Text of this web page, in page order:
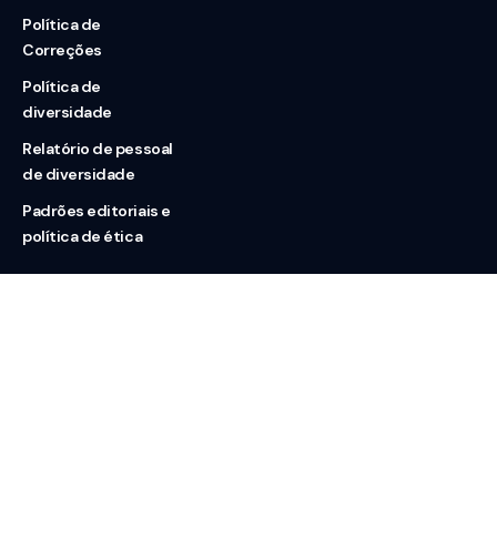
Política de
Correções
Política de
diversidade
Relatório de pessoal
de diversidade
Padrões editoriais e
política de ética